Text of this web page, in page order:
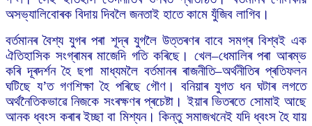
অসভ্যালিবোৰক বিদায় দিবলৈ জনতাই হাতে কামে যুঁজিব লাগিব।
বৰ্তমানৰ বৈশ্য যুগৰ পৰা শূদ্ৰ যুগলৈ উত্তৰণৰ বাবে সমগ্ৰ বিশ্বই এক
ঐতিহাসিক সংগ্ৰামৰ মাজেদি গতি কৰিছে। খেল–ধেমালিৰ পৰা আৰম্ভ
কৰি দূৰদৰ্শন হৈ ছপা মাধ্যমলৈ বৰ্তমানৰ ৰাজনীতি–অৰ্থনীতিৰ প্ৰতিফলন
ঘটিছে য’ত গণশিক্ষা হৈ পৰিছে গৌণ। বনিয়াৰ যুগত ধন ঘটাৰ লগতে
অৰ্থনৈতিকভাৱে নিজকে সংৰক্ষণৰ প্ৰচেষ্টা। ইয়াৰ ভিতৰতে সোমাই আছে
আনক ধ্বংস কৰাৰ ইচ্ছা বা মিশ্যন। কিন্তু সমাজখনেই যদি ধ্বংস হৈ যায়